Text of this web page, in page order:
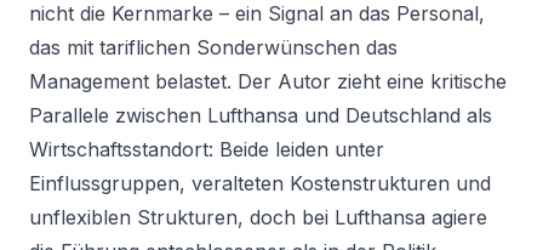
nicht die Kernmarke – ein Signal an das Personal,
das mit tariflichen Sonderwünschen das
Management belastet. Der Autor zieht eine kritische
Parallele zwischen Lufthansa und Deutschland als
Wirtschaftsstandort: Beide leiden unter
Einflussgruppen, veralteten Kostenstrukturen und
unflexiblen Strukturen, doch bei Lufthansa agiere